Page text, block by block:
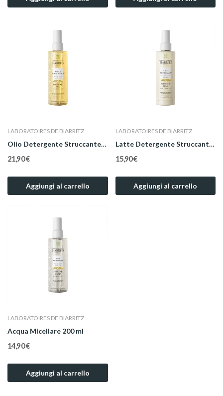
LABORATOIRES DE BIARRITZ
Olio Detergente Struccante 200 ml
21,90 €
Aggiungi al carrello
LABORATOIRES DE BIARRITZ
Latte Detergente Struccante 200 ml
15,90 €
Aggiungi al carrello
LABORATOIRES DE BIARRITZ
Acqua Micellare 200 ml
14,90 €
Aggiungi al carrello